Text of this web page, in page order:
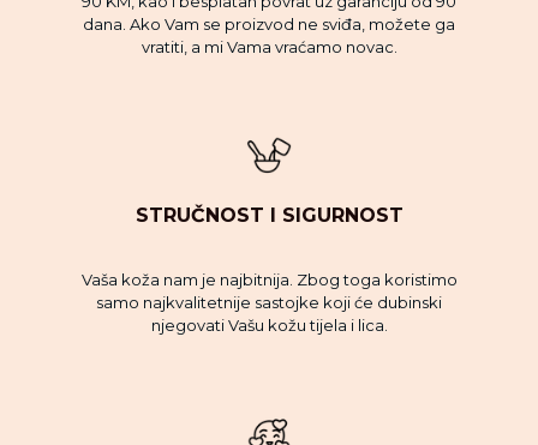
dana. Ako Vam se proizvod ne sviđa, možete ga
vratiti, a mi Vama vraćamo novac.
STRUČNOST I SIGURNOST
Vaša koža nam je najbitnija. Zbog toga koristimo
samo najkvalitetnije sastojke koji će dubinski
njegovati Vašu kožu tijela i lica.